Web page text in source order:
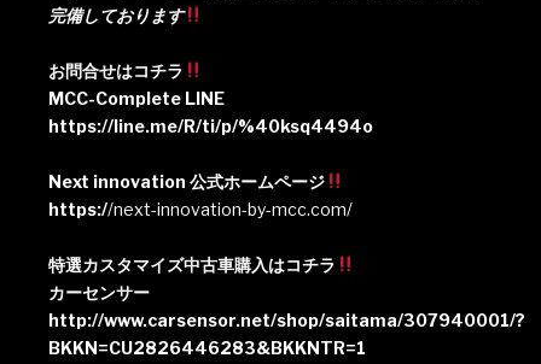
完備しております
お問合せはコチラ
MCC-Complete LINE
https://line.me/R/ti/p/%40ksq4494o
Next innovation 公式ホームページ
https://next-innovation-by-mcc.com/
特選カスタマイズ中古車購入はコチラ
カーセンサー
http://www.carsensor.net/shop/saitama/307940001/?
BKKN=CU2826446283&BKKNTR=1